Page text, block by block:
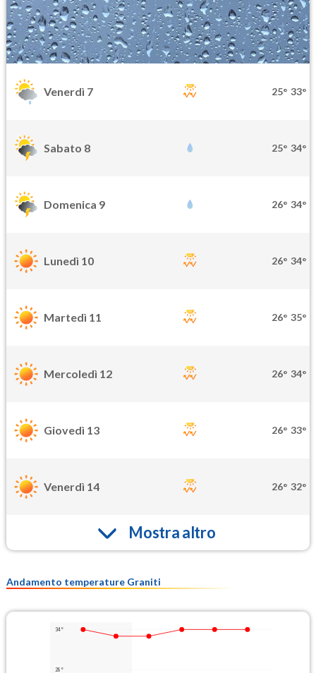
Venerdì 7 25° 33°
Sabato 8 25° 34°
Domenica 9 26° 34°
Lunedì 10 26° 34°
Martedì 11 26° 35°
Mercoledì 12 26° 34°
Giovedì 13 26° 33°
Venerdì 14 26° 32°
Mostra altro
Andamento temperature Graniti
34°
28°